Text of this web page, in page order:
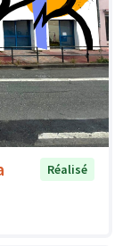
Réalisé